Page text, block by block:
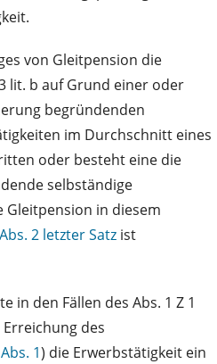
von Gleitpension die
lit. b auf Grund einer oder
begründenden
im Durchschnitt eines
oder besteht eine die
selbständige
Gleitpension in diesem
2 letzter Satz ist
in den Fällen des Abs. 1 Z 1
des
1) die Erwerbstätigkeit ein